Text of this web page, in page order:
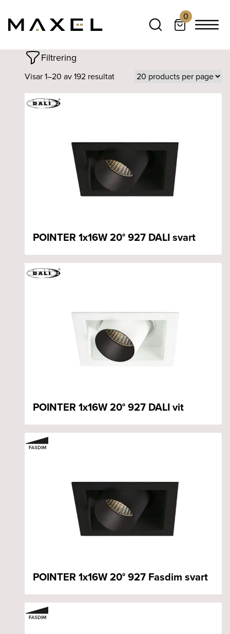
0
Filtrering
Visar 1–20 av 192 resultat
POINTER 1x16W 20° 927 DALI svart
POINTER 1x16W 20° 927 DALI vit
POINTER 1x16W 20° 927 Fasdim svart